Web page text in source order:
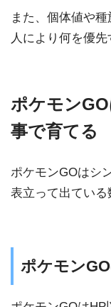
また、個体値や
人により何を優先
ポケモン
事で育てる
ポケモンGOはシ
表立って出ている
ポケモン